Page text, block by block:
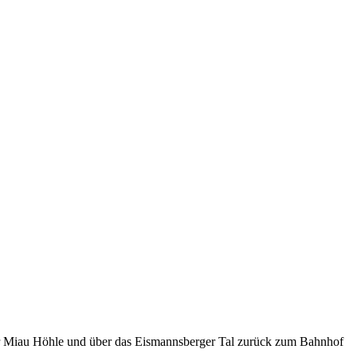
Höhle und über das Eismannsberger Tal zurück zum Bahnhof